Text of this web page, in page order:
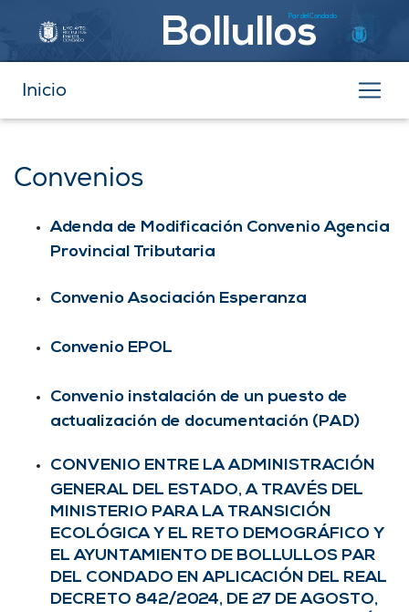
Par del Condado
Bollullos
Inicio
Convenios
Adenda de Modificación Convenio Agencia
Provincial Tributaria
Convenio Asociación Esperanza
Convenio EPOL
Convenio instalación de un puesto de
actualización de documentación (PAD)
CONVENIO ENTRE LA ADMINISTRACIÓN
GENERAL DEL ESTADO, A TRAVÉS DEL
MINISTERIO PARA LA TRANSICIÓN
ECOLÓGICA Y EL RETO DEMOGRÁFICO Y
EL AYUNTAMIENTO DE BOLLULLOS PAR
DEL CONDADO EN APLICACIÓN DEL REAL
DECRETO 842/2024, DE 27 DE AGOSTO,